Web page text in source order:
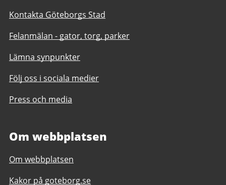
Kontakta Göteborgs Stad
Felanmälan - gator, torg, parker
Lämna synpunkter
Följ oss i sociala medier
Press och media
Om webbplatsen
Om webbplatsen
Kakor på goteborg.se